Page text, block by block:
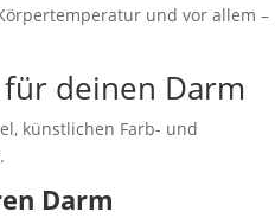
und vor allem –
deinen Darm
künstlichen Farb- und
Darm